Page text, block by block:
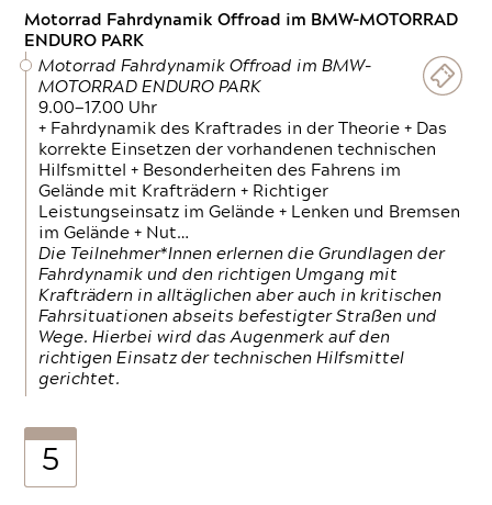
Motorrad Fahrdynamik Offroad im BMW-MOTORRAD
ENDURO PARK
Motorrad Fahrdynamik Offroad im BMW-
MOTORRAD ENDURO PARK
9.00—17.00 Uhr
+ Fahrdynamik des Kraftrades in der Theorie + Das
korrekte Einsetzen der vorhandenen technischen
Hilfsmittel + Besonderheiten des Fahrens im
Gelände mit Krafträdern + Richtiger
Leistungseinsatz im Gelände + Lenken und Bremsen
im Gelände + Nut…
Die Teilnehmer*Innen erlernen die Grundlagen der
Fahrdynamik und den richtigen Umgang mit
Krafträdern in alltäglichen aber auch in kritischen
Fahrsituationen abseits befestigter Straßen und
Wege. Hierbei wird das Augenmerk auf den
richtigen Einsatz der technischen Hilfsmittel
gerichtet.
5